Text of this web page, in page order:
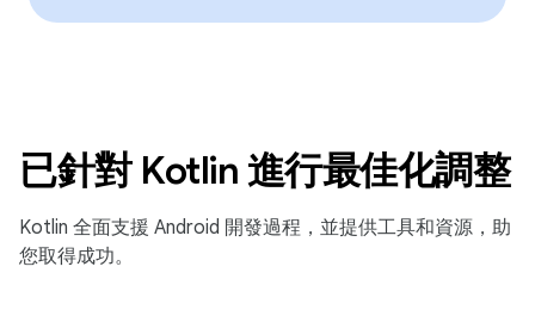
已針對 Kotlin 進行最佳化調整
Kotlin 全面支援 Android 開發過程，並提供工具和資源，助
您取得成功。